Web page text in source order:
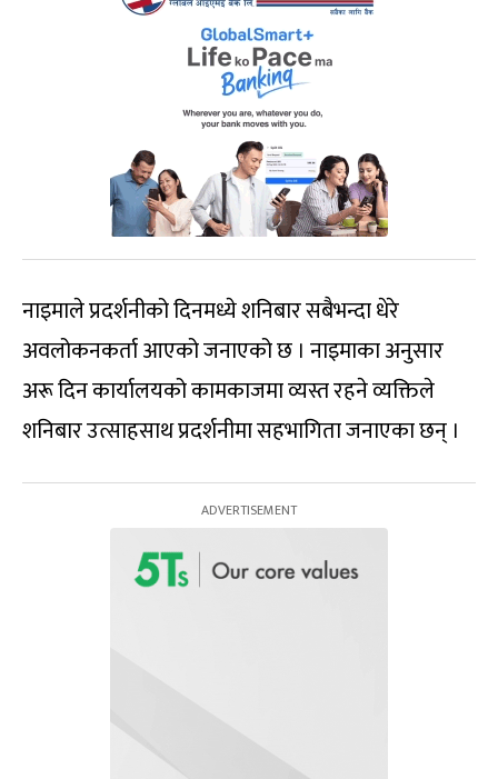
नाइमाले प्रदर्शनीको दिनमध्ये शनिबार सबैभन्दा धेरे
अवलोकनकर्ता आएको जनाएको छ । नाइमाका अनुसार
अरू दिन कार्यालयको कामकाजमा व्यस्त रहने व्यक्तिले
शनिबार उत्साहसाथ प्रदर्शनीमा सहभागिता जनाएका छन् ।